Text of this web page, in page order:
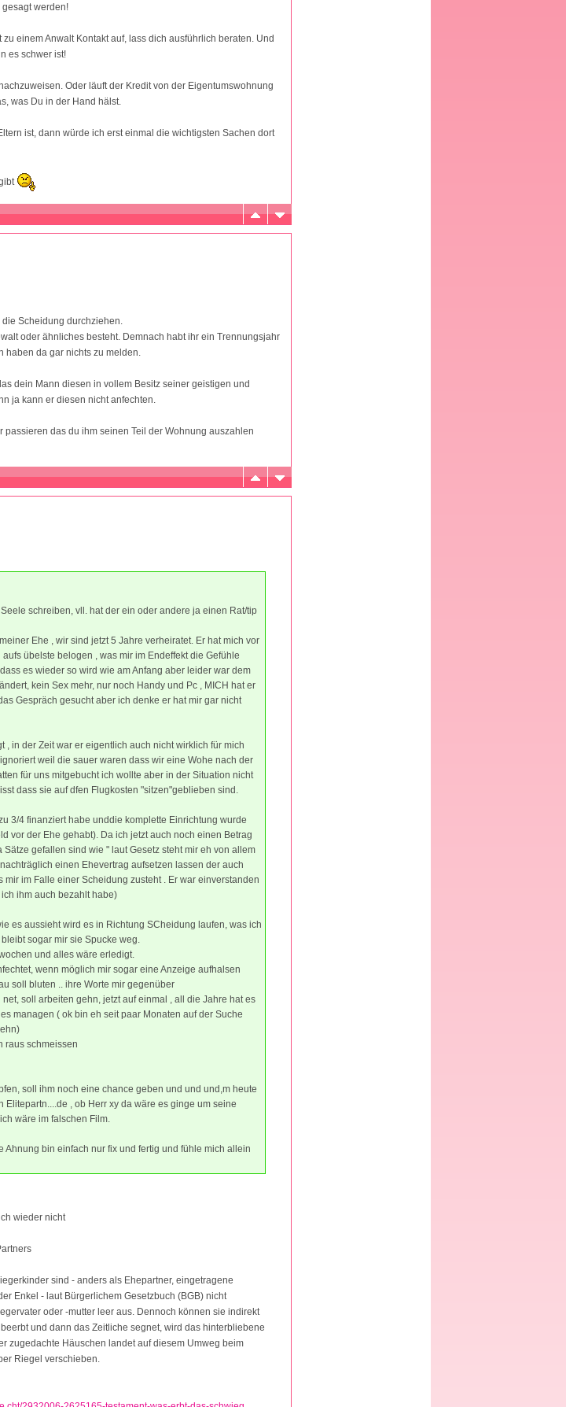
werden!
einem Anwalt Kontakt auf, lass dich ausführlich beraten. Und
es schwer ist!
Oder läuft der Kredit von der Eigentumswohnung
was Du in der Hand hälst.
ist, dann würde ich erst einmal die wichtigsten Sachen dort
Scheidung durchziehen.
oder ähnliches besteht. Demnach habt ihr ein Trennungsjahr
haben da gar nichts zu melden.
dein Mann diesen in vollem Besitz seiner geistigen und
ja kann er diesen nicht anfechten.
passieren das du ihm seinen Teil der Wohnung auszahlen
schreiben, vll. hat der ein oder andere ja einen Rat/tip
Ehe , wir sind jetzt 5 Jahre verheiratet. Er hat mich vor
übelste belogen , was mir im Endeffekt die Gefühle
es wieder so wird wie am Anfang aber leider war dem
kein Sex mehr, nur noch Handy und Pc , MICH hat er
Gespräch gesucht aber ich denke er hat mir gar nicht
, in der Zeit war er eigentlich auch nicht wirklich für mich
weil die sauer waren dass wir eine Wohe nach der
für uns mitgebucht ich wollte aber in der Situation nicht
dass sie auf dfen Flugkosten "sitzen"geblieben sind.
3/4 finanziert habe unddie komplette Einrichtung wurde
vor der Ehe gehabt). Da ich jetzt auch noch einen Betrag
gefallen sind wie " laut Gesetz steht mir eh von allem
einen Ehevertrag aufsetzen lassen der auch
im Falle einer Scheidung zusteht . Er war einverstanden
ihm auch bezahlt habe)
es aussieht wird es in Richtung SCheidung laufen, was ich
sogar mir sie Spucke weg.
und alles wäre erledigt.
wenn möglich mir sogar eine Anzeige aufhalsen
soll bluten .. ihre Worte mir gegenüber
soll arbeiten gehn, jetzt auf einmal , all die Jahre hat es
managen ( ok bin eh seit paar Monaten auf der Suche
raus schmeissen
soll ihm noch eine chance geben und und und,m heute
, ob Herr xy da wäre es ginge um seine
wäre im falschen Film.
Ahnung bin einfach nur fix und fertig und fühle mich allein
wieder nicht
sind - anders als Ehepartner, eingetragene
Enkel - laut Bürgerlichem Gesetzbuch (BGB) nicht
oder -mutter leer aus. Dennoch können sie indirekt
und dann das Zeitliche segnet, wird das hinterbliebene
zugedachte Häuschen landet auf diesem Umweg beim
Riegel verschieben.